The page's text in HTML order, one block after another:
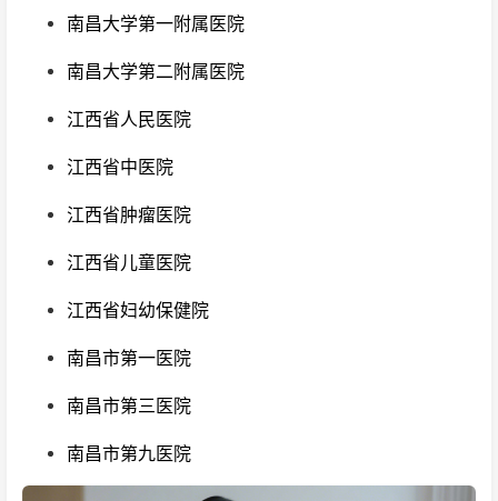
南昌大学第一附属医院
南昌大学第二附属医院
江西省人民医院
江西省中医院
江西省肿瘤医院
江西省儿童医院
江西省妇幼保健院
南昌市第一医院
南昌市第三医院
南昌市第九医院